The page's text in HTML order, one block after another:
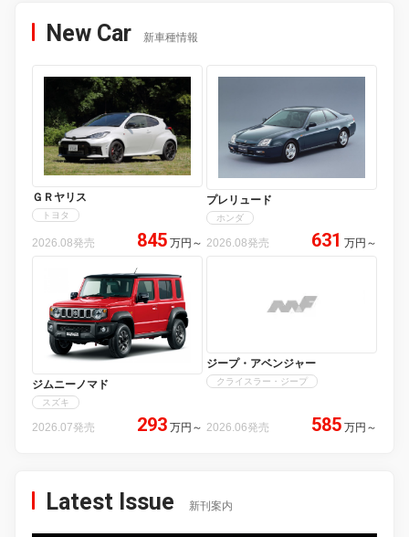
New Car 新車種情報
ＧＲヤリス
トヨタ
2026.08発売 845 万円 ～
プレリュード
ホンダ
2026.08発売 631 万円 ～
ジムニーノマド
スズキ
2026.07発売 293 万円 ～
ジープ・アベンジャー
クライスラー・ジープ
2026.06発売 585 万円 ～
Latest Issue 新刊案内